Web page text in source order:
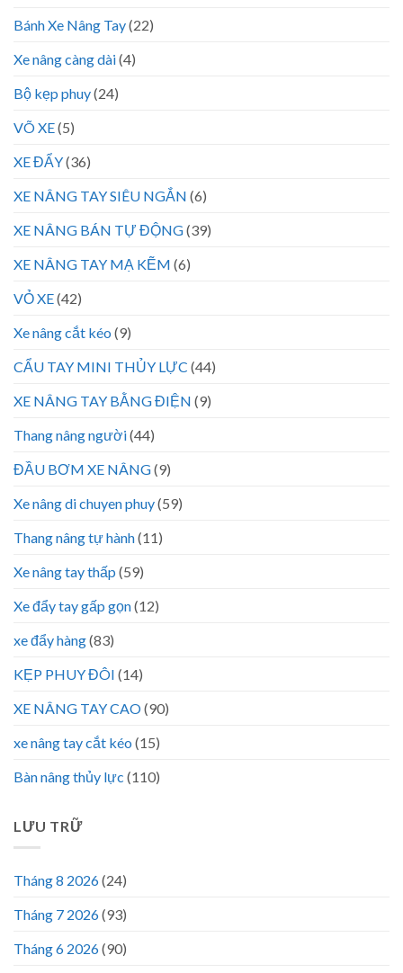
Bánh Xe Nâng Tay(22)
Xe nâng càng dài(4)
Bộ kẹp phuy(24)
VÕ XE(5)
XE ĐẨY(36)
XE NÂNG TAY SIÊU NGẮN (6)
XE NÂNG BÁN TỰ ĐỘNG(39)
XE NÂNG TAY MẠ KẼM (6)
VỎ XE(42)
Xe nâng cắt kéo (9)
CẨU TAY MINI THỦY LỰC (44)
XE NÂNG TAY BẰNG ĐIỆN (9)
Thang nâng người(44)
ĐẦU BƠM XE NÂNG(9)
Xe nâng di chuyen phuy(59)
Thang nâng tự hành(11)
Xe nâng tay thấp (59)
Xe đẩy tay gấp gọn(12)
xe đẩy hàng(83)
KẸP PHUY ĐÔI (14)
XE NÂNG TAY CAO(90)
xe nâng tay cắt kéo (15)
Bàn nâng thủy lực (110)
LƯU TRỮ
Tháng 8 2026(24)
Tháng 7 2026(93)
Tháng 6 2026(90)